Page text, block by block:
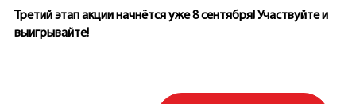
Третий этап акции начнётся уже 8 сентября! Участвуйте и
выигрывайте!